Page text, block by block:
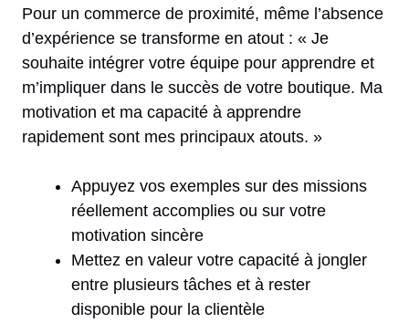
Pour un commerce de proximité, même l’absence
d’expérience se transforme en atout : « Je
souhaite intégrer votre équipe pour apprendre et
m’impliquer dans le succès de votre boutique. Ma
motivation et ma capacité à apprendre
rapidement sont mes principaux atouts. »
Appuyez vos exemples sur des missions
réellement accomplies ou sur votre
motivation sincère
Mettez en valeur votre capacité à jongler
entre plusieurs tâches et à rester
disponible pour la clientèle